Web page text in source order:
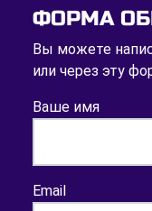
ФОРМА
Вы можете
или через эту
Ваше имя
Email